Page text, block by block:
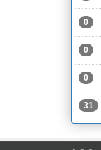
0
0
0
31